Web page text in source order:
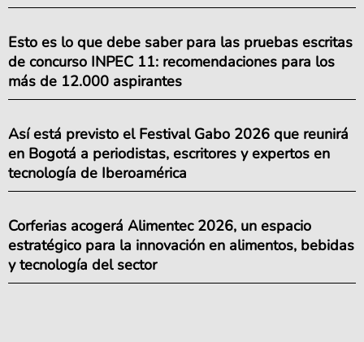
Esto es lo que debe saber para las pruebas escritas
de concurso INPEC 11: recomendaciones para los
más de 12.000 aspirantes
Así está previsto el Festival Gabo 2026 que reunirá
en Bogotá a periodistas, escritores y expertos en
tecnología de Iberoamérica
Corferias acogerá Alimentec 2026, un espacio
estratégico para la innovación en alimentos, bebidas
y tecnología del sector